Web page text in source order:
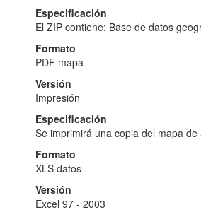
Especificación
El ZIP contiene: Base de datos
Formato
PDF mapa
Versión
Impresión
Especificación
Se imprimirá una copia del mapa
Formato
XLS datos
Versión
Excel 97 - 2003